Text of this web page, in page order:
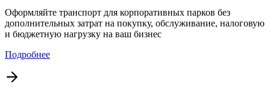
Оформляйте транспорт для корпоративных парков без
дополнительных затрат на покупку, обслуживание, налоговую
и бюджетную нагрузку на ваш бизнес
Подробнее